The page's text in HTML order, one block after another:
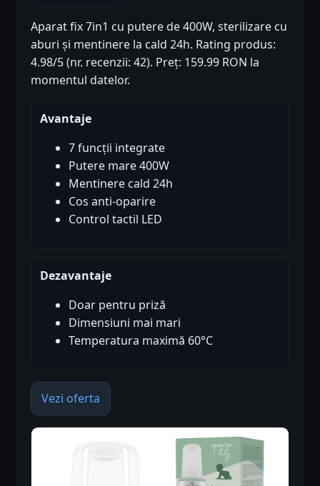
Aparat fix 7in1 cu putere de 400W, sterilizare cu
aburi și mentinere la cald 24h. Rating produs:
4.98/5 (nr. recenzii: 42). Preț: 159.99 RON la
momentul datelor.
Avantaje
7 funcții integrate
Putere mare 400W
Mentinere cald 24h
Cos anti-oparire
Control tactil LED
Dezavantaje
Doar pentru priză
Dimensiuni mai mari
Temperatura maximă 60°C
Vezi oferta